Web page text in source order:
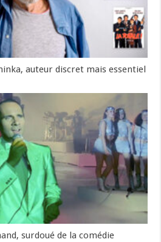
auteur discret mais essentiel
surdoué de la comédie